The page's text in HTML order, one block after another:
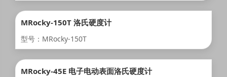
MRocky-150T 洛氏硬度计
型号：MRocky-150T
MRocky-45E 电子电动表面洛氏硬度计